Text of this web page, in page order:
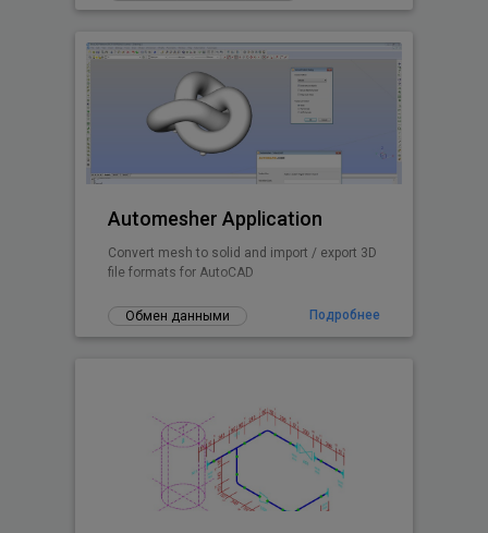
Automesher Application
Convert mesh to solid and import / export 3D
file formats for AutoCAD
Обмен данными Подробнее